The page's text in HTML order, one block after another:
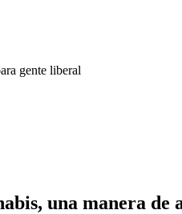
gente liberal
una manera